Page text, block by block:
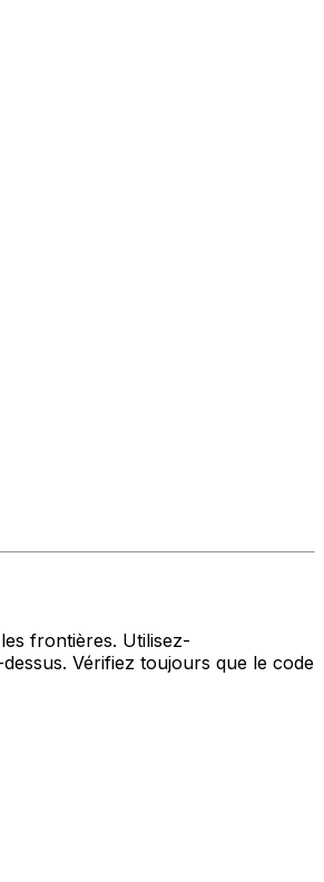
frontières. Utilisez-
Vérifiez toujours que le code